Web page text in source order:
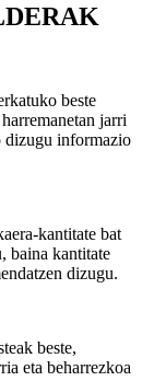
beste
jarri
dizugu informazio
kantitate bat
baina kantitate
dizugu.
beste,
eta beharrezkoa